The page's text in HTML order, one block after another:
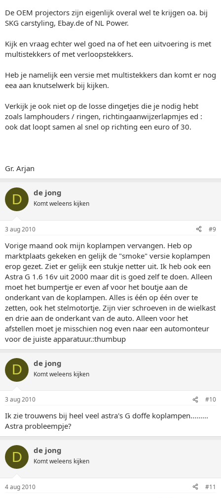
De OEM projectors zijn eigenlijk overal wel te krijgen oa. bij
SKG carstyling, Ebay.de of NL Power.
Kijk en vraag echter wel goed na of het een uitvoering is met
multistekkers of met verloopstekkers.
Heb je namelijk een versie met multistekkers dan komt er nog
eea aan knutselwerk bij kijken.
Verkijk je ook niet op de losse dingetjes die je nodig hebt
zoals lamphouders / ringen, richtingaanwijzerlapmjes ed :
ook dat loopt samen al snel op richting een euro of 30.
Gr. Arjan
D de jong
Komt weleens kijken
3 aug 2010 #9
Vorige maand ook mijn koplampen vervangen. Heb op
marktplaats gekeken en gelijk de "smoke" versie koplampen
erop gezet. Ziet er gelijk een stukje netter uit. Ik heb ook een
Astra G 1.6 16v uit 2000 maar dit is goed zelf te doen. Alleen
moet het bumpertje er even af voor het boutje aan de
onderkant van de koplampen. Alles is één op één over te
zetten, ook het stelmotortje. Zijn vier schroeven in de wielkast
en drie aan de onderkant van de auto. Alleen voor het
afstellen moet je misschien nog even naar een automonteur
voor de juiste apparatuur.:thumbup
D de jong
Komt weleens kijken
3 aug 2010 #10
Ik zie trouwens bij heel veel astra's G doffe koplampen.........
Astra probleempje?
D de jong
Komt weleens kijken
4 aug 2010 #11